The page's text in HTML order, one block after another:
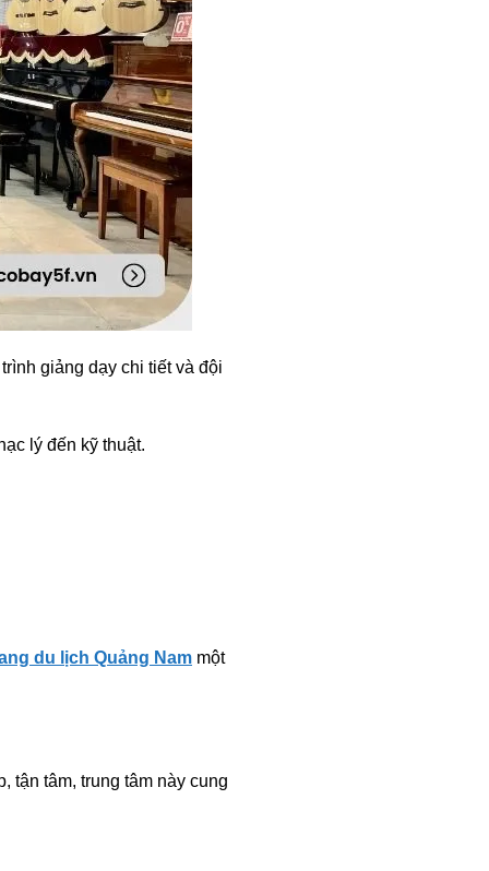
giảng dạy chi tiết và đội
lý đến kỹ thuật.
du lịch Quảng Nam một
tận tâm, trung tâm này cung